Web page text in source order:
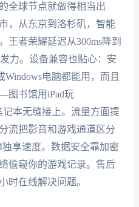
全球节点就做得相当出
，从东京到洛杉矶，智能
王者荣耀延迟从300ms降到
力。设备兼容也贴心：安
Windows电脑都能用，而且
图书馆用iPad玩
记本无缝接上。流量方面提
流把影音和游戏通道区分
享速度。数据安全靠加密
偷窥你的游戏记录。售后
时在线解决问题。